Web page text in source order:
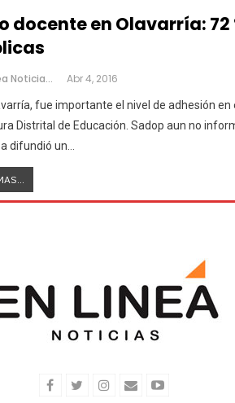
docente en Olavarría:
En Linea Noticias Abr 4, 2016
fue importante el nivel de adhesión
Distrital de Educación. Sadop aun no
difundió un…